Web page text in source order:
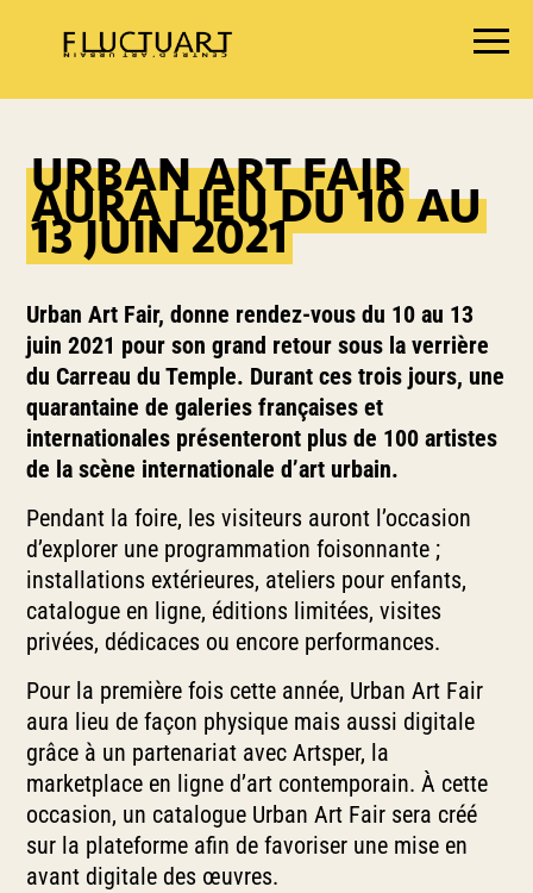
AGENDA
BOOKSHOP
FOOD & DRINK
RÉSERVER UNE TABLE
PRIVATISER FLUCTUART
URBAN ART FAIR
AURA LIEU DU 10 AU
13 JUIN 2021
Urban Art Fair, donne rendez-vous du 10 au 13
juin 2021 pour son grand retour sous la verrière
du Carreau du Temple. Durant ces trois jours, une
quarantaine de galeries françaises et
internationales présenteront plus de 100 artistes
de la scène internationale d’art urbain.
Pendant la foire, les visiteurs auront l’occasion
d’explorer une programmation foisonnante ;
installations extérieures, ateliers pour enfants,
catalogue en ligne, éditions limitées, visites
privées, dédicaces ou encore performances.
Pour la première fois cette année, Urban Art Fair
aura lieu de façon physique mais aussi digitale
grâce à un partenariat avec Artsper, la
marketplace en ligne d’art contemporain. À cette
occasion, un catalogue Urban Art Fair sera créé
sur la plateforme afin de favoriser une mise en
avant digitale des œuvres.